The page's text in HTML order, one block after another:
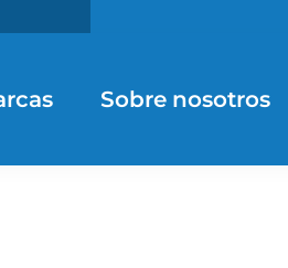
Sobre nosotros